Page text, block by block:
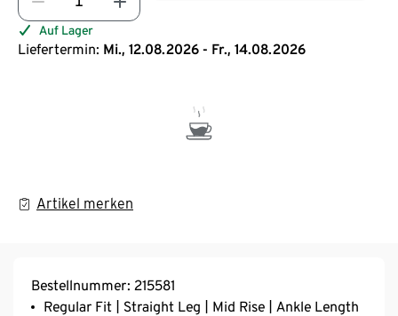
Auf Lager
Liefertermin: Mi., 12.08.2026 - Fr., 14.08.2026
Artikel merken
Bestellnummer: 215581
Regular Fit | Straight Leg | Mid Rise | Ankle Length